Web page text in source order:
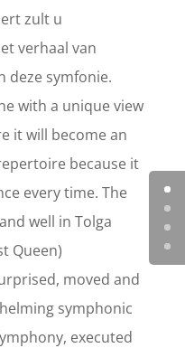
zult u
verhaal van
deze symfonie.
with a unique view
it will become an
because it
every time. The
well in Tolga
Queen)
moved and
symphonic
executed